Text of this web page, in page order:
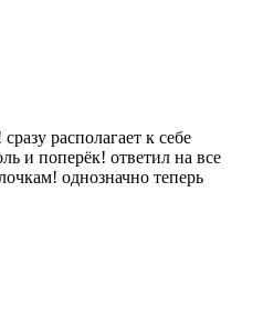
располагает к себе
и поперёк! ответил на все
однозначно теперь